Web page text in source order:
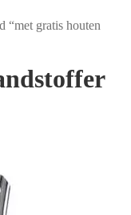
“met gratis houten